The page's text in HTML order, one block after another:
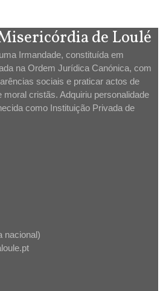
de Loulé
Irmandade, constituída em
na Ordem Jurídica Canónica, com
sociais e praticar actos de
moral cristãs. Adquiriu personalidade
como Instituição Privada de
nacional)